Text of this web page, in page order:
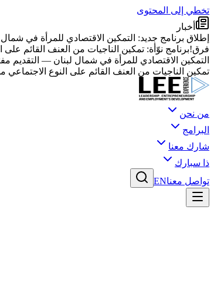
تخطي إلى المحتوى
أخبار
إطلاق برنامج جديد: التمكين الاقتصادي للمرأة في
فرق!برنامج نوّأة: تمكين الناجيات من العنف القائم على
التمكين الاقتصادي للمرأة في شمال لبنان — التقديم
تمكين الناجيات من العنف القائم على النوع الاجتماعي
من نحن
البرامج
شارك معنا
ذا سبارك
تواصل معناEN